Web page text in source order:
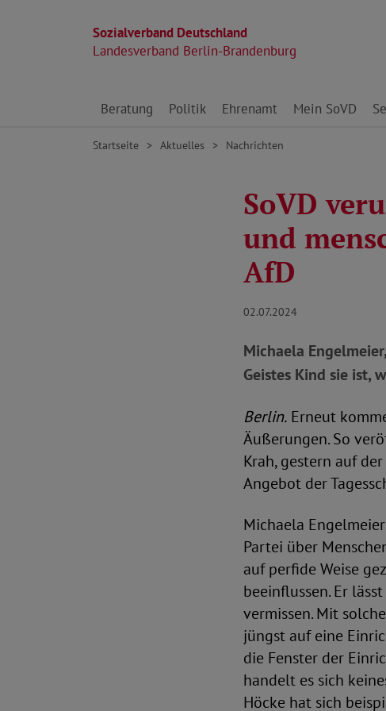
Sozialverband Deutschland
Landesverband Berlin-Brandenburg
Direkt zu den Inhalten springen
Beratung Politik Ehrenamt Mein SoVD
Startseite Aktuelles Nachrichten
SoVD
und
AfD
02.07.2024
Michaela
Geistes Kind sie ist,
Berlin. Erneut
Äußerungen. So
Krah, gestern auf
Angebot der
Michaela
Partei über
auf perfide Weise
beeinflussen. Er
vermissen. Mit
jüngst auf eine
die Fenster der
handelt es sich
Höcke hat sich